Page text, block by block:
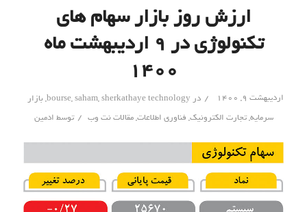
ارزش روز بازار سهام های
تکنولوژی در ۹ اردیبهشت ماه
۱۴۰۰
اردیبهشت ۹, ۱۴۰۰ / در bourse,saham,sherkathaye technology
,بازار
سرمایه,تجارت الکترونیک, فناوری اطلاعات,مقالات نت وب / توسط ادمین